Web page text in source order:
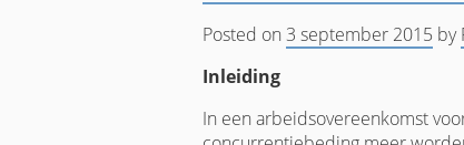
Posted on 3 september 2015 by
Inleiding
In een arbeidsovereenkomst